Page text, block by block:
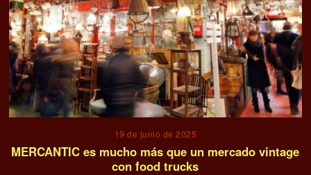
19 de junio de 2025
MERCANTIC es mucho más que un mercado vintage
con food trucks